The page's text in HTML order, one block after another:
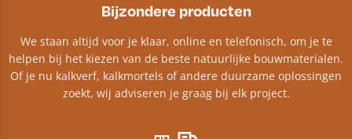
Bijzondere producten
We staan altijd voor je klaar, online en telefonisch, om je te
helpen bij het kiezen van de beste natuurlijke bouwmaterialen.
Of je nu kalkverf, kalkmortels of andere duurzame oplossingen
zoekt, wij adviseren je graag bij elk project.​